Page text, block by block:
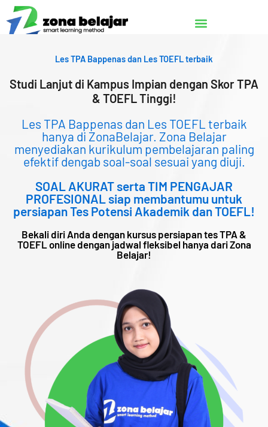
Lewati
ke
konten
Les TPA Bappenas dan Les TOEFL terbaik
Studi Lanjut di Kampus Impian dengan Skor TPA
& TOEFL Tinggi!
Les TPA Bappenas dan Les TOEFL terbaik
hanya di ZonaBelajar. Zona Belajar
menyediakan kurikulum pembelajaran paling
efektif dengab soal-soal sesuai yang diuji.
SOAL AKURAT serta TIM PENGAJAR
PROFESIONAL siap membantumu untuk
persiapan Tes Potensi Akademik dan TOEFL!
Bekali diri Anda dengan kursus persiapan tes TPA &
TOEFL online dengan jadwal fleksibel hanya dari Zona
Belajar!